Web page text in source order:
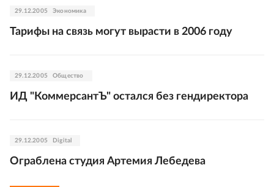
29.12.2005 Экономика
Тарифы на связь могут вырасти в 2006 году
29.12.2005 Общество
ИД "КоммерсантЪ" остался без гендиректора
29.12.2005 Digital
Ограблена студия Артемия Лебедева